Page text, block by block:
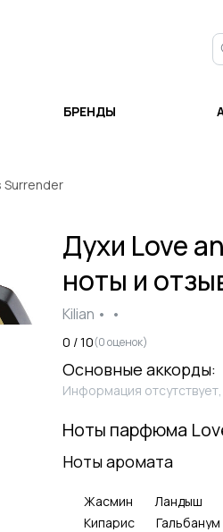
БРЕНДЫ
Surrender
Духи Love
ноты и
Kilian • •
0 / 10(0оценок)
Основные аккорды:
Информация
Ноты парфюма
Ноты аромата
Жасмин Ландыш
Кипарис
Гальбанум